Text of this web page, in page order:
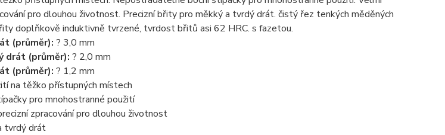
pro dlouhou životnost. Precizní břity pro měkký a tvrdý drát. čistý řez tenkých měděných
doplňkově induktivně tvrzené, tvrdost břitů asi 62 HRC. s fazetou.
(průměr): ? 3,0 mm
drát (průměr): ? 2,0 mm
(průměr): ? 1,2 mm
na těžko přístupných místech
pro mnohostranné použití
zpracování pro dlouhou životnost
tvrdý drát